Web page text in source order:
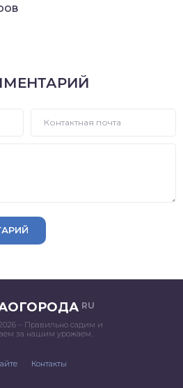
RU
– Правильно садим и
за нашим урожаем.
Контакты